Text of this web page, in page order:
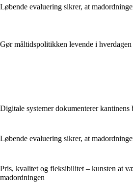
Løbende evaluering sikrer, at
Gør måltidspolitikken levende i
Digitale systemer dokumenterer
Løbende evaluering sikrer, at
Pris, kvalitet og fleksibilitet – kunsten at
madordningen